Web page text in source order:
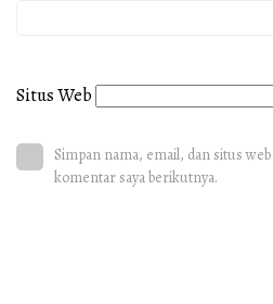
Situs Web
Simpan nama, email, dan situs
komentar saya berikutnya.